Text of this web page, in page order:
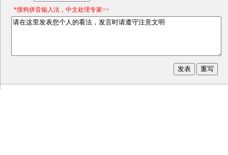
*搜狗拼音输入法，中文处理专家>>